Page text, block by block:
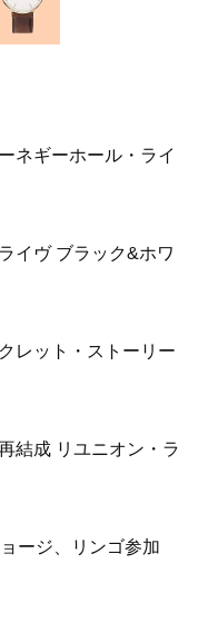
ネギーホール・ライ
イヴ ブラック&ホワ
レット・ストーリー
結成 リユニオン・ラ
ージ、リンゴ参加